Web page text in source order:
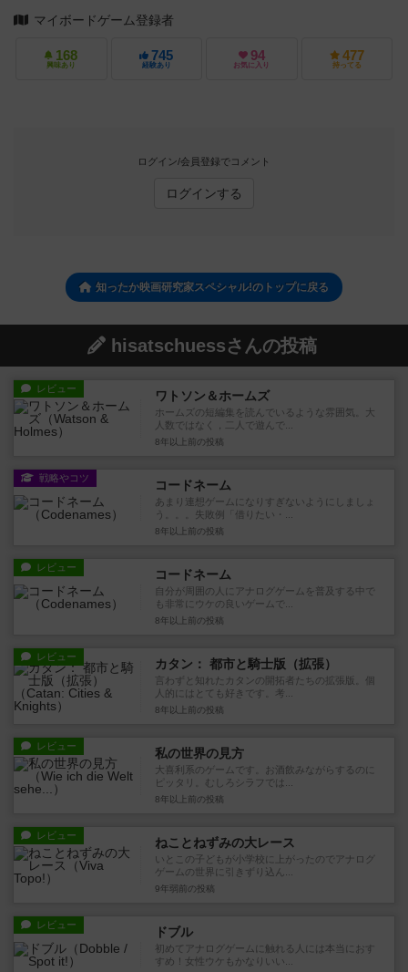
マイボードゲーム登録者
168
興味あり
745
経験あり
94
お気に入り
477
持ってる
ログイン/会員登録でコメント
ログインする
知ったか映画研究家スペシャル!のトップに戻る
hisatschuessさんの投稿
レビュー ワトソン＆ホームズ
ホームズの短編集を読んでいるような雰囲気。大
人数ではなく，二人で遊んで...
8年以上前 の投稿
戦略やコツ コードネーム
あまり連想ゲームになりすぎないようにしましょ
う。。。失敗例「借りたい・...
8年以上前 の投稿
レビュー コードネーム
自分が周囲の人にアナログゲームを普及する中で
も非常にウケの良いゲームで...
8年以上前 の投稿
レビュー カタン： 都市と騎士版（拡張）
言わずと知れたカタンの開拓者たちの拡張版。個
人的にはとても好きです。考...
8年以上前 の投稿
レビュー 私の世界の見方
大喜利系のゲームです。お酒飲みながらするのに
ピッタリ。むしろシラフでは...
8年以上前 の投稿
レビュー ねことねずみの大レース
いとこの子どもが小学校に上がったのでアナログ
ゲームの世界に引きずり込ん...
9年弱前 の投稿
レビュー ドブル
初めてアナログゲームに触れる人には本当におす
すめ！女性ウケもかなりいい...